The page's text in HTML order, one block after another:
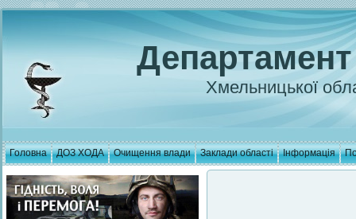
Хмельницької
Головна ДОЗ ХОДА Очищення влади Заклади області Інформація